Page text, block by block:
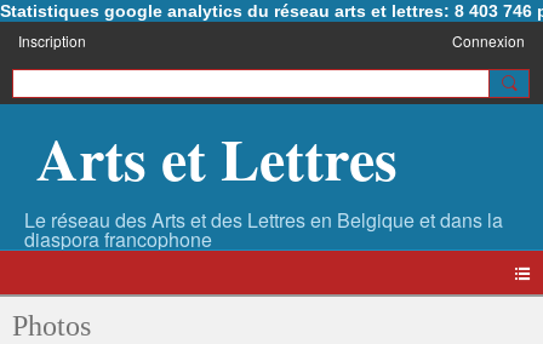
Statistiques google analytics du réseau arts et lettres: 8 403 746
Inscription Connexion
Arts et Lettres
Photos